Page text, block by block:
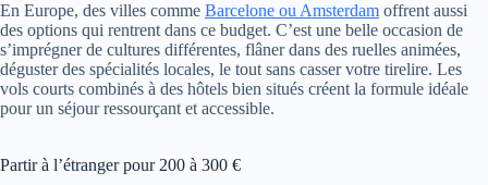
En Europe, des villes comme Barcelone ou Amsterdam offrent aussi
des options qui rentrent dans ce budget. C’est une belle occasion de
s’imprégner de cultures différentes, flâner dans des ruelles animées,
déguster des spécialités locales, le tout sans casser votre tirelire. Les
vols courts combinés à des hôtels bien situés créent la formule idéale
pour un séjour ressourçant et accessible.
Partir à l’étranger pour 200 à 300 €